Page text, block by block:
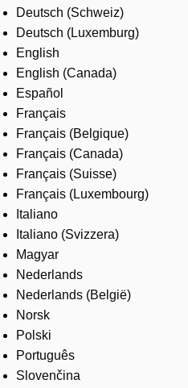
Where to buy
Contact us
Careers
Deutsch (Schweiz)
Deutsch (Luxemburg)
English
English (Canada)
Español
Français
Français (Belgique)
Français (Canada)
Français (Suisse)
Français (Luxembourg)
Italiano
Italiano (Svizzera)
Magyar
Nederlands
Nederlands (België)
Norsk
Polski
Português
Slovenčina